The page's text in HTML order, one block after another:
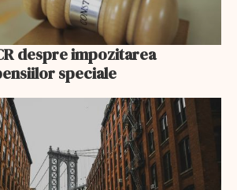
despre impozitarea
speciale